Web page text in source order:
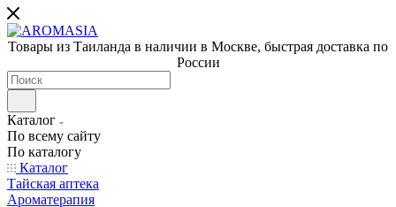
Товары из Таиланда в наличии в Москве, быстрая доставка по
России
Каталог
По всему сайту
По каталогу
Каталог
Тайская аптека
Ароматерапия